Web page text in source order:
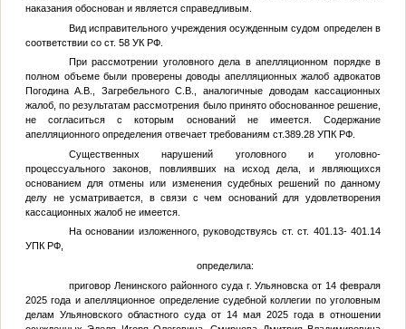
наказания обоснован и является справедливым.
Вид исправительного учреждения осужденным судом определен в
соответствии со ст. 58 УК РФ.
При рассмотрении уголовного дела в апелляционном порядке в
полном объеме были проверены доводы апелляционных жалоб адвокатов
Погодина А.В., Загребельного С.В., аналогичные доводам кассационных
жалоб, по результатам рассмотрения было принято обоснованное решение,
не согласиться с которым оснований не имеется. Содержание
апелляционного определения отвечает требованиям ст.389.28 УПК РФ.
Существенных нарушений уголовного и уголовно-
процессуального законов, повлиявших на исход дела, и являющихся
основанием для отмены или изменения судебных решений по данному
делу не усматривается, в связи с чем оснований для удовлетворения
кассационных жалоб не имеется.
На основании изложенного, руководствуясь ст. ст. 401.13- 401.14
УПК РФ,
определила:
приговор Ленинского районного суда г. Ульяновска от 14 февраля
2025 года и апелляционное определение судебной коллегии по уголовным
делам Ульяновского областного суда от 14 мая 2025 года в отношении